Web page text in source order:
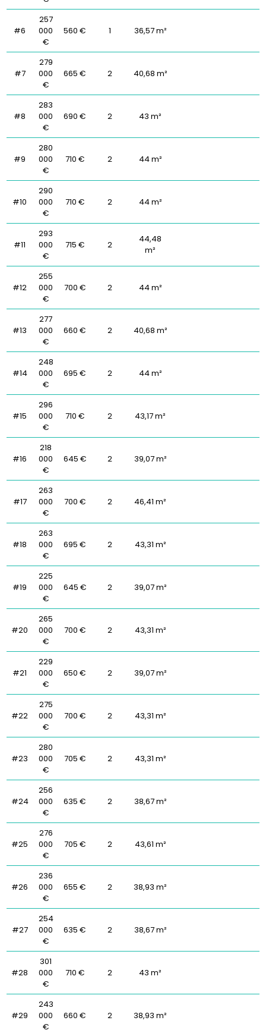
#6
257
000
€
560 € 1 36,57 m²
#7
279
000
€
665 € 2 40,68 m²
#8
283
000
€
690 € 2 43 m²
#9
280
000
€
710 € 2 44 m²
#10
290
000
€
710 € 2 44 m²
#11
293
000
€
715 € 2
44,48
m²
#12
255
000
€
700 € 2 44 m²
#13
277
000
€
660 € 2 40,68 m²
#14
248
000
€
695 € 2 44 m²
#15
296
000
€
710 € 2 43,17 m²
#16
218
000
€
645 € 2 39,07 m²
#17
263
000
€
700 € 2 46,41 m²
#18
263
000
€
695 € 2 43,31 m²
#19
225
000
€
645 € 2 39,07 m²
#20
265
000
€
700 € 2 43,31 m²
#21
229
000
€
650 € 2 39,07 m²
#22
275
000
€
700 € 2 43,31 m²
#23
280
000
€
705 € 2 43,31 m²
#24
256
000
€
635 € 2 38,67 m²
#25
276
000
€
705 € 2 43,61 m²
#26
236
000
€
655 € 2 38,93 m²
#27
254
000
€
635 € 2 38,67 m²
#28
301
000
€
710 € 2 43 m²
#29
243
000
€
660 € 2 38,93 m²